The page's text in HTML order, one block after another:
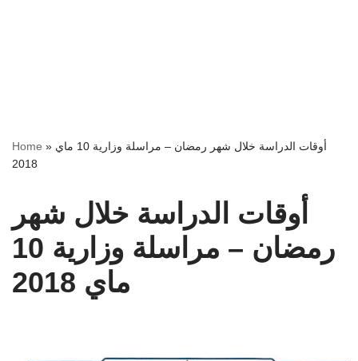
Home » أوقات الدراسة خلال شهر رمضان – مراسلة وزارية 10 ماي
2018
أوقات الدراسة خلال شهر
رمضان – مراسلة وزارية 10
ماي 2018